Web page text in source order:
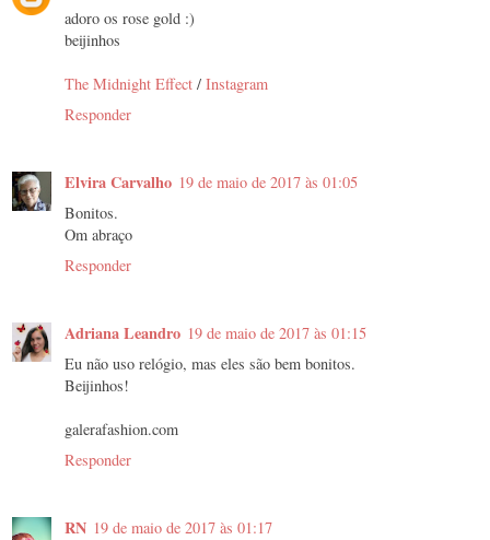
adoro os rose gold :)
beijinhos
The Midnight Effect / Instagram
Responder
Elvira Carvalho 19 de maio de 2017 às 01:05
Bonitos.
Om abraço
Responder
Adriana Leandro 19 de maio de 2017 às 01:15
Eu não uso relógio, mas eles são bem bonitos.
Beijinhos!
galerafashion.com
Responder
RN 19 de maio de 2017 às 01:17